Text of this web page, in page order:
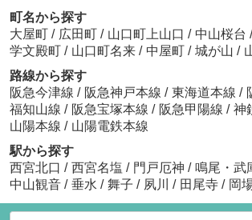
町名から探す
大屋町 / 広田町 / 山口町上山口 / 中山桜台 /
学文殿町 / 山口町名来 / 中屋町 / 城が山 /
路線から探す
阪急今津線 / 阪急神戸本線 / 東海道本線 /
福知山線 / 阪急宝塚本線 / 阪急甲陽線 / 神
山陽本線 / 山陽電鉄本線
駅から探す
西宮北口 / 西宮名塩 / 門戸厄神 / 鳴尾・武
中山観音 / 垂水 / 舞子 / 夙川 / 田尾寺 / 岡